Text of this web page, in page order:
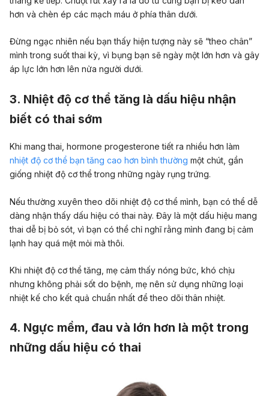
hơn và chèn ép các mạch máu ở phía thân dưới.
Đừng ngạc nhiên nếu bạn thấy hiện tượng này sẽ “theo chân”
mình trong suốt thai kỳ, vì bụng bạn sẽ ngày một lớn hơn và gây
áp lực lớn hơn lên nửa người dưới.
3. Nhiệt độ cơ thể tăng là dấu hiệu nhận
biết có thai sớm
Khi mang thai, hormone progesterone tiết ra nhiều hơn làm
nhiệt độ cơ thể bạn tăng cao hơn bình thường một chút, gần
giống nhiệt độ cơ thể trong những ngày rụng trứng.
Nếu thường xuyên theo dõi nhiệt độ cơ thể mình, bạn có thể dễ
dàng nhận thấy dấu hiệu có thai này. Đây là một dấu hiệu mang
thai dễ bị bỏ sót, vì bạn có thể chỉ nghĩ rằng mình đang bị cảm
lạnh hay quá mệt mỏi mà thôi.
Khi nhiệt độ cơ thể tăng, mẹ cảm thấy nóng bức, khó chịu
nhưng không phải sốt do bệnh, mẹ nên sử dụng những loại
nhiệt kế cho kết quả chuẩn nhất để theo dõi thân nhiệt.
4. Ngực mềm, đau và lớn hơn là một trong
những dấu hiệu có thai